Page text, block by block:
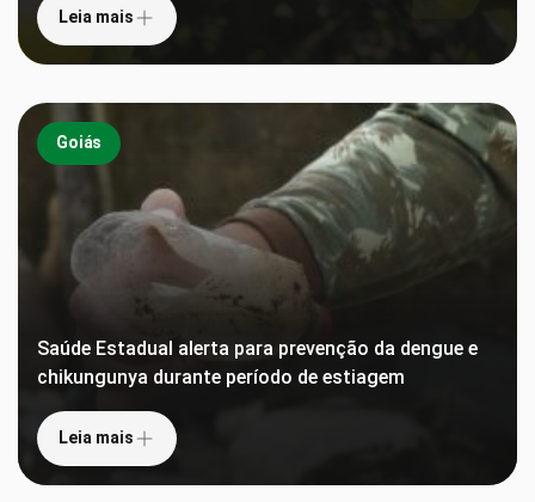
Leia mais
Goiás
Saúde Estadual alerta para prevenção da dengue e
chikungunya durante período de estiagem
Leia mais